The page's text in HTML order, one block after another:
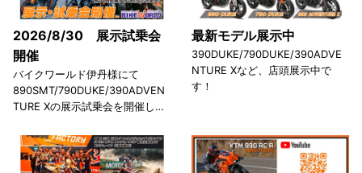
2026/8/30 展示試乗会
開催
バイクワールド伊丹様にて
890SMT/790DUKE/390ADVEN
TURE Xの展示試乗会を開催しま
最新モデル展示中
390DUKE/790DUKE/390ADVE
NTURE Xなど、店頭展示中で
す！